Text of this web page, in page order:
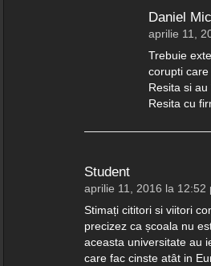
Daniel
aprilie 11,
Trebuie
corupti
Resita si au
Resita cu
Student
aprilie 11, 2016 la 12:52
Stimați cititori si viitori
precizez ca școala nu
aceasta universitate au
care fac cinste atât in